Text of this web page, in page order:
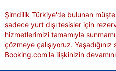
Şimdilik Türkiye'de bulunan
sadece yurt dışı tesisler için
hizmetlerimizi tamamıyla
çözmeye çalışıyoruz.
Booking.com'la ilişkinizin